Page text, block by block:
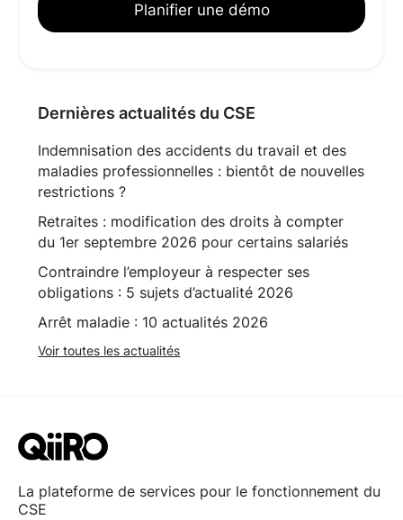
Planifier une démo
Dernières actualités du CSE
Indemnisation des accidents du travail et des
maladies professionnelles : bientôt de nouvelles
restrictions ?
Retraites : modification des droits à compter
du 1er septembre 2026 pour certains salariés
Contraindre l’employeur à respecter ses
obligations : 5 sujets d’actualité 2026
Arrêt maladie : 10 actualités 2026
Voir toutes les actualités
La plateforme de services pour le fonctionnement du
CSE